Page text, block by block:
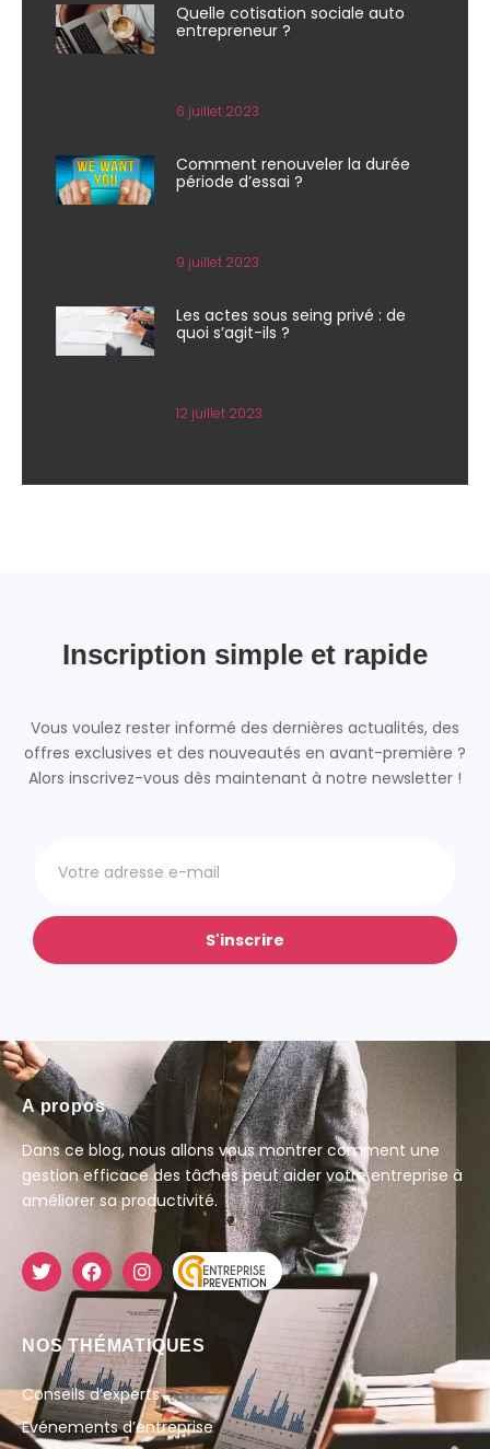
Quelle cotisation sociale auto
entrepreneur ?
6 juillet 2023
Comment renouveler la durée
période d’essai ?
9 juillet 2023
Les actes sous seing privé : de
quoi s’agit-ils ?
12 juillet 2023
Inscription simple et rapide
Vous voulez rester informé des dernières actualités, des
offres exclusives et des nouveautés en avant-première ?
Alors inscrivez-vous dès maintenant à notre newsletter !
S'inscrire
A propos
Dans ce blog, nous allons vous montrer comment une
gestion efficace des tâches peut aider votre entreprise à
améliorer sa productivité.
NOS THÉMATIQUES
Conseils d’experts
Evénements d’entreprise